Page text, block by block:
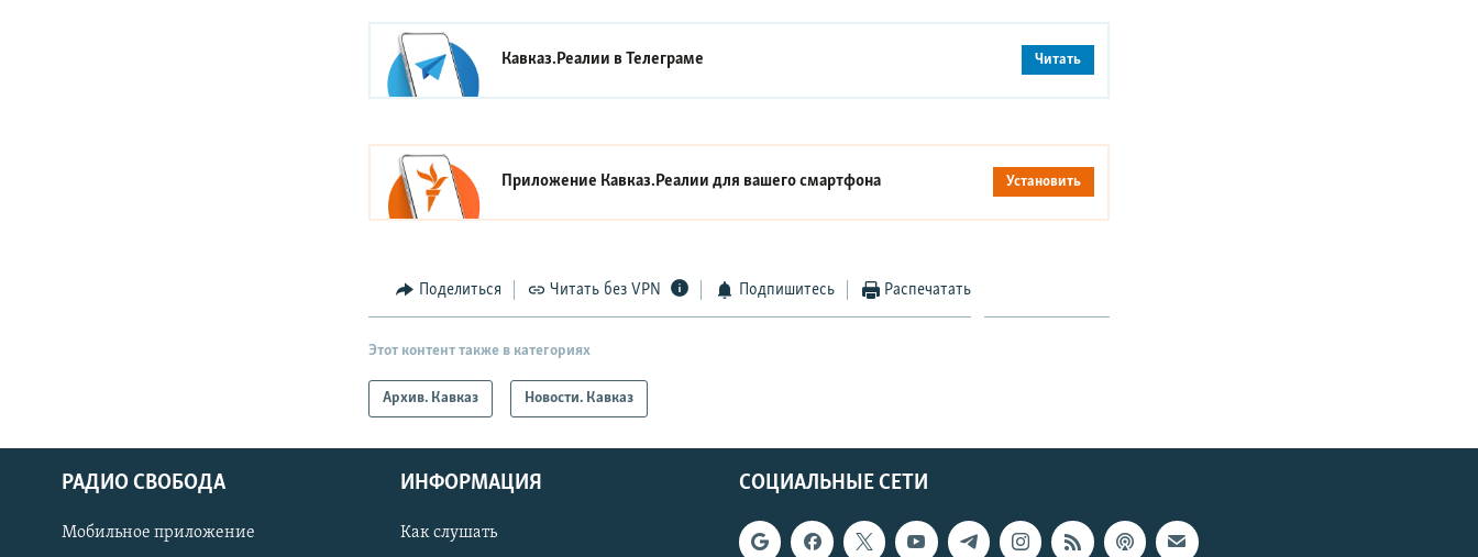
СОЦИАЛЬНЫЕ СЕТИ
Кавказ.Реалии вТелеграме Читать
Приложение Кавказ.Реалии для вашего смартфона Установить
Поделиться Читать без VPN Подпишитесь Распечатать
Этот контент также в категориях
Архив. Кавказ Новости. Кавказ
СОЦИАЛЬНЫЕ СЕТИ
РАДИО СВОБОДА
Мобильное приложение
ИНФОРМАЦИЯ
Как слушать